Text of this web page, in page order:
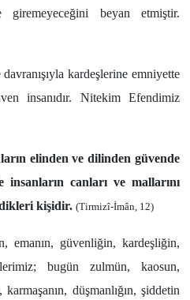
giremeyeceğini beyan etmiştir.
kardeşlerine emniyette
insanıdır. Nitekim Efendimiz
elinden ve dilinden güvende
canları ve mallarını
kişidir. (Tirmizî-İmân, 12)
emanın, güvenliğin, kardeşliğin,
bugün zulmün, kaosun,
düşmanlığın, şiddetin